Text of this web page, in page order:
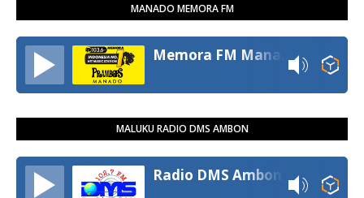
MANADO MEMORA FM
MALUKU RADIO DMS AMBON
Radio DMS Ambon